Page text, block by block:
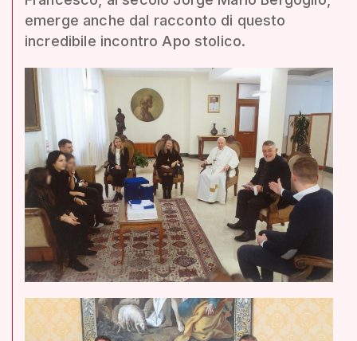
emerge anche dal racconto di questo
incredibile incontro Apo stolico.